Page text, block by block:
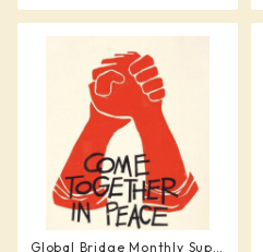
Global Bridge Monthly Supp